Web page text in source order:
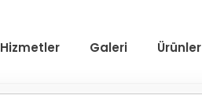
Hizmetler Galeri Ürünler